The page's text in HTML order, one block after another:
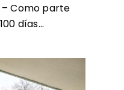
– Como parte
días…